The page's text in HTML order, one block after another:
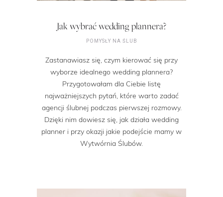
Jak wybrać wedding plannera?
POMYSŁY NA ŚLUB
Zastanawiasz się, czym kierować się przy
wyborze idealnego wedding plannera?
Przygotowałam dla Ciebie listę
najważniejszych pytań, które warto zadać
agencji ślubnej podczas pierwszej rozmowy.
Dzięki nim dowiesz się, jak działa wedding
planner i przy okazji jakie podejście mamy w
Wytwórnia Ślubów.